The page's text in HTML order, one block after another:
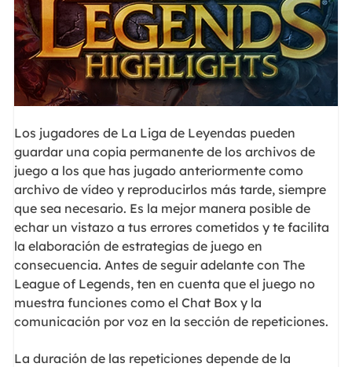
Los jugadores de La Liga de Leyendas pueden
guardar una copia permanente de los archivos de
juego a los que has jugado anteriormente como
archivo de vídeo y reproducirlos más tarde, siempre
que sea necesario. Es la mejor manera posible de
echar un vistazo a tus errores cometidos y te facilita
la elaboración de estrategias de juego en
consecuencia. Antes de seguir adelante con The
League of Legends, ten en cuenta que el juego no
muestra funciones como el Chat Box y la
comunicación por voz en la sección de repeticiones.
La duración de las repeticiones depende de la